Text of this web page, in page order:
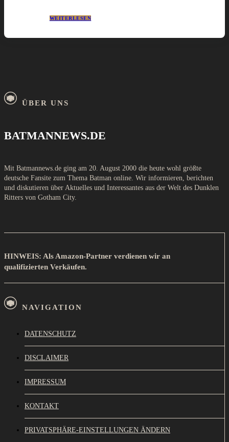
WEITERLESEN
ÜBER UNS
BATMANNEWS.DE
Mit Batmannews.de ging am 20. August 2000 die heute wohl größte
deutsche Fansite zum Thema Batman online. Wir informieren, berichten
und diskutieren über Aktuelles und Interessantes aus der Welt des Dunklen
Ritters von Gotham City.
HINWEIS: Als Amazon-Partner verdienen wir an
qualifizierten Verkäufen.
NAVIGATION
DATENSCHUTZ
DISCLAIMER
IMPRESSUM
KONTAKT
PRIVATSPHÄRE-EINSTELLUNGEN ÄNDERN